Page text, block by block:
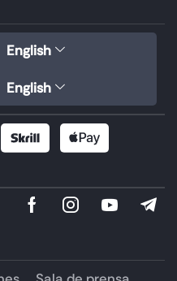
English
English